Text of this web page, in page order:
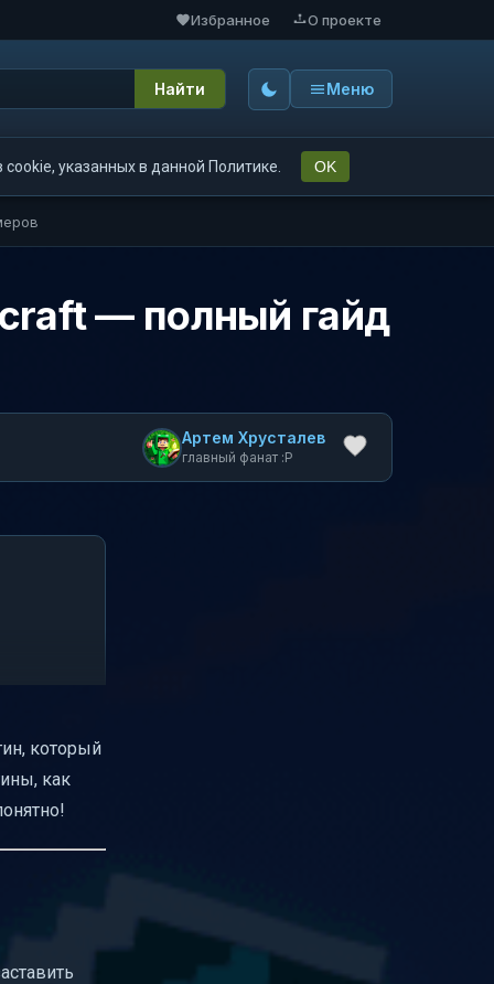
Избранное О проекте
Найти Меню
указанных в данной Политике. OK
— полный гайд
Артем Хрусталев
главный фанат :P
который
как